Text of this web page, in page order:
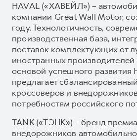
HAVAL («ХАВЕЙЛ») –
компании Great Wall Motor,
году. Технологичность,
производственная база,
поставок комплектующих от
иностранных производителей
основой успешного развития
предлагает
кроссоверов и
потребностям российского
TANK («ТЭНК») – бренд
внедорожников